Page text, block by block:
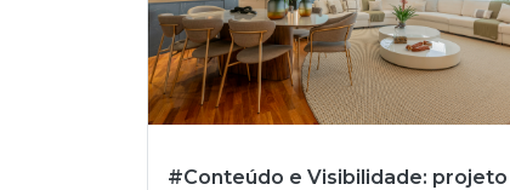
#Conteúdo e Visibilidade: